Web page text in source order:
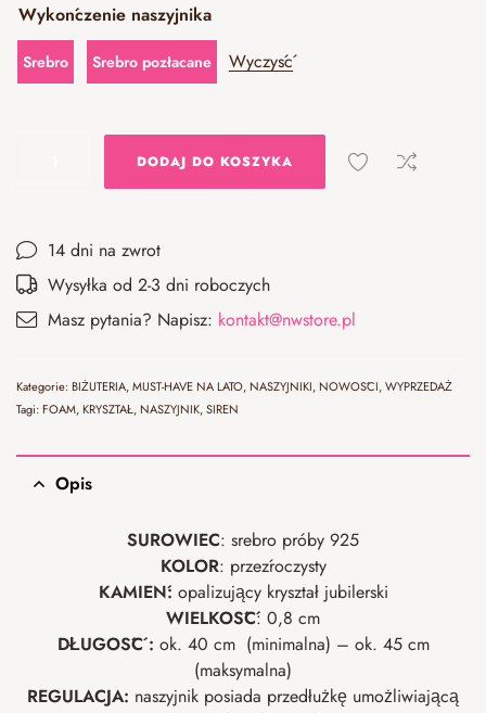
Wykończenie naszyjnika
Srebro Srebro pozłacane Wyczyść
DODAJ DO KOSZYKA
14 dni na zwrot
Wysyłka od 2-3 dni roboczych
Masz pytania? Napisz: kontakt@nwstore.pl
Kategorie:BIŻUTERIA,MUST-HAVE NA LATO,NASZYJNIKI,NOWOŚCI,WYPRZEDAŻ
Tagi:FOAM,KRYSZTAŁ,NASZYJNIK,SIREN
Opis
SUROWIEC: srebro próby 925
KOLOR: przeźroczysty
KAMIEŃ: opalizujący kryształ jubilerski
WIELKOŚĆ: 0,8 cm
DŁUGOŚĆ : ok. 40 cm (minimalna) – ok. 45 cm
(maksymalna)
REGULACJA: naszyjnik posiada przedłużkę umożliwiającą